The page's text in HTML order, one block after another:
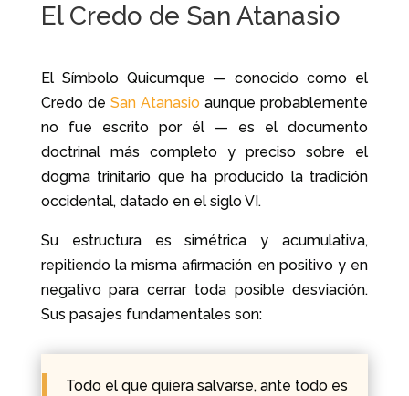
El Credo de San Atanasio
El Símbolo Quicumque — conocido como el
Credo de San Atanasio aunque probablemente
no fue escrito por él — es el documento
doctrinal más completo y preciso sobre el
dogma trinitario que ha producido la tradición
occidental, datado en el siglo VI.
Su estructura es simétrica y acumulativa,
repitiendo la misma afirmación en positivo y en
negativo para cerrar toda posible desviación.
Sus pasajes fundamentales son:
Todo el que quiera salvarse, ante todo es